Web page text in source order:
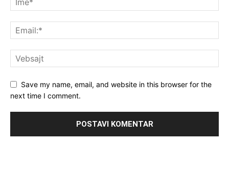
Save my name, email, and website in this browser for the
next time I comment.